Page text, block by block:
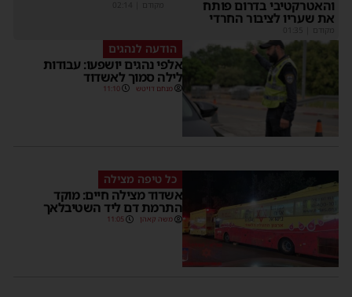
והאטרקטיבי בדרום פותח
את שעריו לציבור החרדי
מקודם
מקודם
הודעה לנהגים
אלפי נהגים יושפעו: עבודות
לילה סמוך לאשדוד
מנחם דויטש 11:10
כל טיפה מצילה
אשדוד מצילה חיים: מוקד
התרמת דם ליד השטיבלאך
משה קאהן 11:05